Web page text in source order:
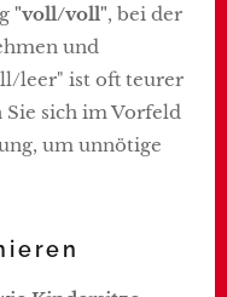
"voll/voll", bei der
und
leer" ist oft teurer
sich im Vorfeld
um unnötige